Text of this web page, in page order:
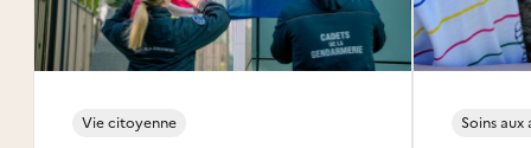
Vie citoyenne Soins aux